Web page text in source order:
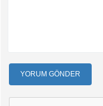
YORUM GÖNDER